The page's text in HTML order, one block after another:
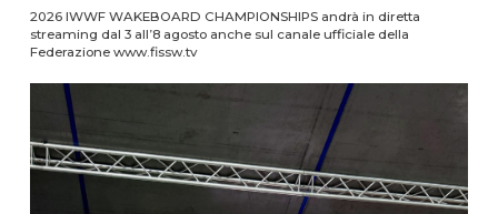
2026 IWWF WAKEBOARD CHAMPIONSHIPS andrà in diretta
streaming dal 3 all’8 agosto anche sul canale ufficiale della
Federazione www.fissw.tv